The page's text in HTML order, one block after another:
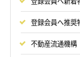
登録会員へ推奨
不動産流通機構